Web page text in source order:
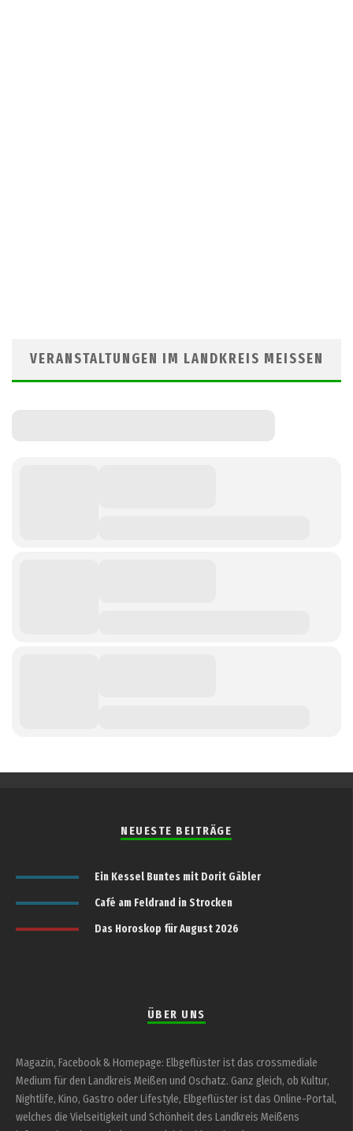
VERANSTALTUNGEN IM LANDKREIS MEISSEN
NEUESTE BEITRÄGE
Ein Kessel Buntes mit Dorit Gäbler
Café am Feldrand in Strocken
Das Horoskop für August 2026
ÜBER UNS
Magazin, Facebook & Homepage: Elbgeflüster ist das crossmediale
Medium für den Landkreis Meißen und Oschatz. Ganz gleich, ob Kultur,
Nightlife, Kino, Gastro oder Lifestyle, Elbgeflüster ist das Online-Portal,
welches die Vielseitigkeit und Schönheit des Landkreis Meißens